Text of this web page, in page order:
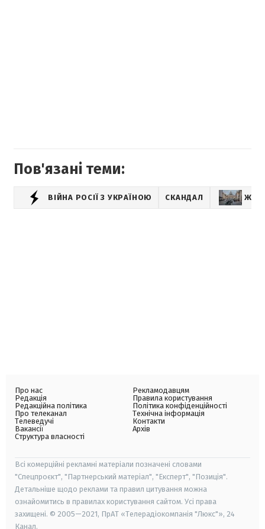
Пов'язані теми:
ВІЙНА РОСІЇ З УКРАЇНОЮ СКАНДАЛ
Про нас
Редакція
Редакційна політика
Про телеканал
Телеведучі
Вакансії
Структура власності
Рекламодавцям
Правила користування
Політика конфіденційності
Технічна інформація
Контакти
Архів
Всі комерційні рекламні матеріали позначені словами
"Спецпроєкт", "Партнерський матеріал", "Експерт", "Позиція".
Детальніше щодо реклами та правил цитування можна
ознайомитись в правилах користування сайтом. Усі права
захищені. © 2005—2021, ПрАТ «Телерадіокомпанія "Люкс"», 24
Канал.